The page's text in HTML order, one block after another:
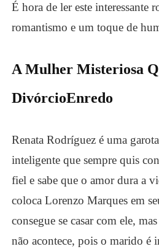
É hora de ler este interessante
romantismo e um toque de
A Mulher Misteriosa
DivórcioEnredo
Renata Rodríguez é uma
inteligente que sempre quis
fiel e sabe que o amor dura a
coloca Lorenzo Marques em
consegue se casar com ele,
não acontece, pois o marido é